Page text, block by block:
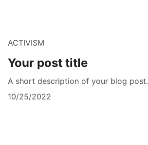
ACTIVISM
Your post title
A short description of your blog post.
10/25/2022